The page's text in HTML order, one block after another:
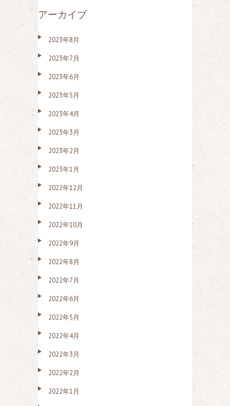
アーカイブ
2023年8月
2023年7月
2023年6月
2023年5月
2023年4月
2023年3月
2023年2月
2023年1月
2022年12月
2022年11月
2022年10月
2022年9月
2022年8月
2022年7月
2022年6月
2022年5月
2022年4月
2022年3月
2022年2月
2022年1月